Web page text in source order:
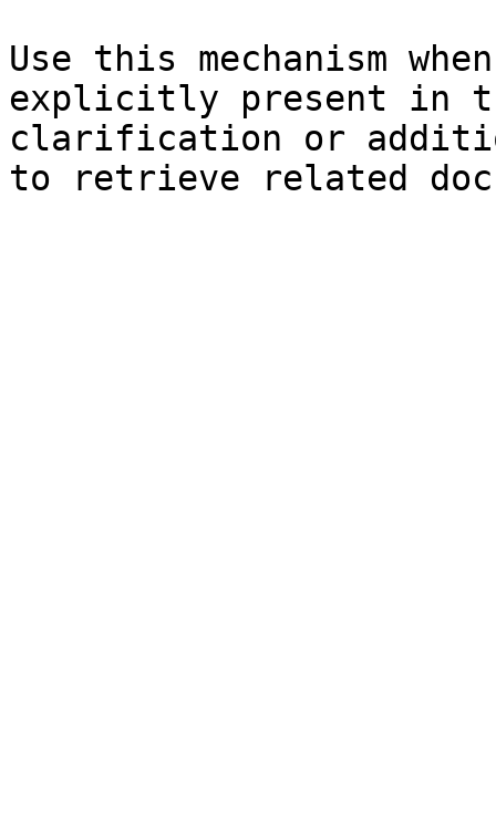
Use this mechanism
explicitly present in
clarification or